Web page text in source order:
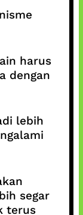
harus
dengan
lebih
segar
terus